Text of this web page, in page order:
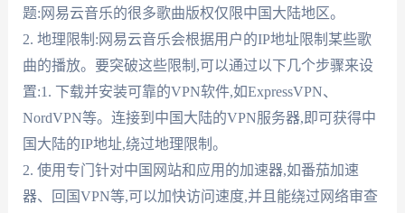
题:网易云音乐的很多歌曲版权仅限中国大陆地区。
2. 地理限制:网易云音乐会根据用户的IP地址限制某些歌
曲的播放。要突破这些限制,可以通过以下几个步骤来设
置:1. 下载并安装可靠的VPN软件,如ExpressVPN、
NordVPN等。连接到中国大陆的VPN服务器,即可获得中
国大陆的IP地址,绕过地理限制。
2. 使用专门针对中国网站和应用的加速器,如番茄加速
器、回国VPN等,可以加快访问速度,并且能绕过网络审查